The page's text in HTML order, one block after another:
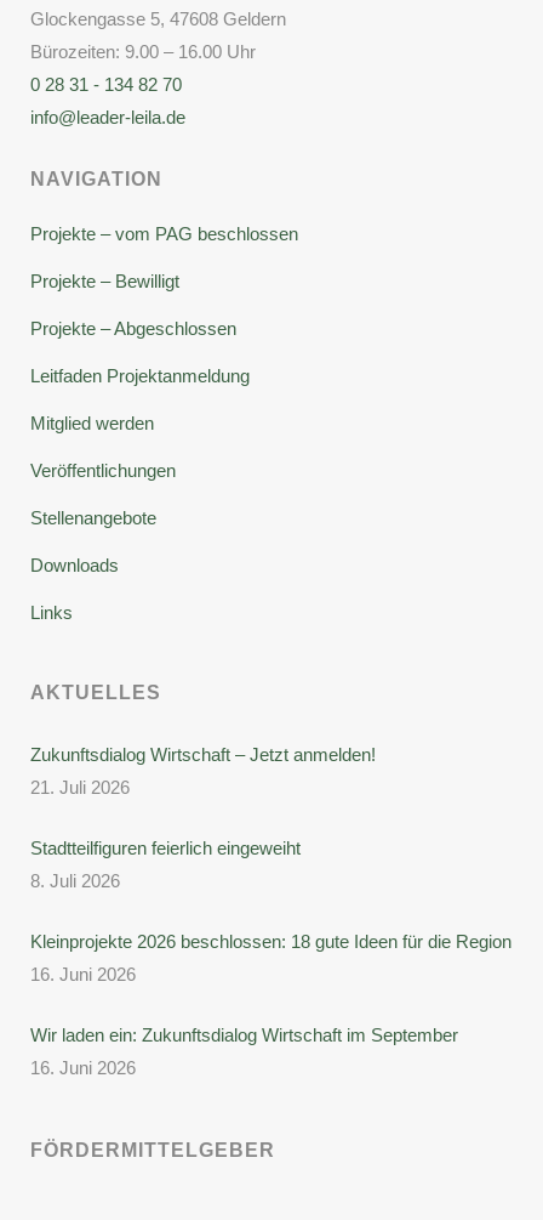
Glockengasse 5, 47608 Geldern
Bürozeiten: 9.00 – 16.00 Uhr
0 28 31 - 134 82 70
info@leader-leila.de
NAVIGATION
Projekte – vom PAG beschlossen
Projekte – Bewilligt
Projekte – Abgeschlossen
Leitfaden Projektanmeldung
Mitglied werden
Veröffentlichungen
Stellenangebote
Downloads
Links
AKTUELLES
Zukunftsdialog Wirtschaft – Jetzt anmelden!
21. Juli 2026
Stadtteilfiguren feierlich eingeweiht
8. Juli 2026
Kleinprojekte 2026 beschlossen: 18 gute Ideen für die Region
16. Juni 2026
Wir laden ein: Zukunftsdialog Wirtschaft im September
16. Juni 2026
FÖRDERMITTELGEBER